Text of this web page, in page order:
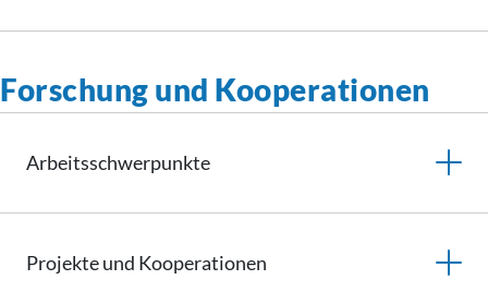
Forschung und Kooperationen
Arbeitsschwerpunkte
Projekte und Kooperationen